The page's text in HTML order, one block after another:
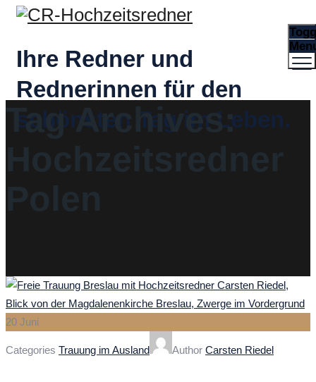
Ihre Redner und
Rednerinnen für den
schönsten Tag im Leben.
Tag Archives:
20 Juni
Categories Trauung im Ausland Author Carsten Riedel